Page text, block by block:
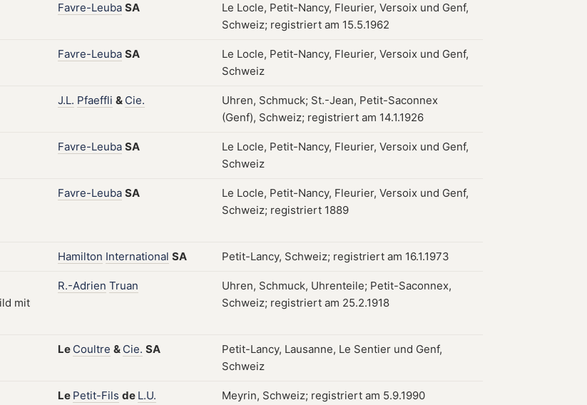
Favre-Leuba SA
Le Locle, Petit-Nancy, Fleurier, Versoix und Genf,
Schweiz; registriert am 15.5.1962
Favre-Leuba SA
Le Locle, Petit-Nancy, Fleurier, Versoix und Genf,
Schweiz
J.L. Pfaeffli & Cie.
Uhren, Schmuck; St.-Jean, Petit-Saconnex
(Genf), Schweiz; registriert am 14.1.1926
Favre-Leuba SA
Le Locle, Petit-Nancy, Fleurier, Versoix und Genf,
Schweiz
Favre-Leuba SA
Le Locle, Petit-Nancy, Fleurier, Versoix und Genf,
Schweiz; registriert 1889
Hamilton International SA Petit-Lancy, Schweiz; registriert am 16.1.1973
R.-Adrien Truan
Uhren, Schmuck, Uhrenteile; Petit-Saconnex,
Schweiz; registriert am 25.2.1918
Le Coultre & Cie. SA
Petit-Lancy, Lausanne, Le Sentier und Genf,
Schweiz
Le Petit-Fils de L.U.
Meyrin, Schweiz; registriert am 5.9.1990